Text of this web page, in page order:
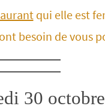
qui elle est
besoin de vous
30 octobre